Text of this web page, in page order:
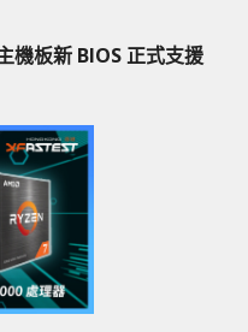
機板新 BIOS 正式支援